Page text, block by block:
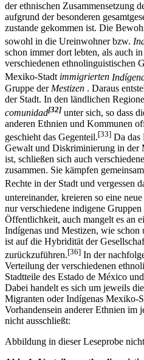
Mexiko-Stadt stellt im Vergleich zu
der ethnischen Zusammensetzung
aufgrund der besonderen
zustande gekommen ist. Die
sowohl in die Ureinwohner bzw.
schon immer dort lebten, als auch in
verschiedenen ethnolinguistischen
Mexiko-Stadtimmigrierten
Gruppe der Mestizen. Daraus
der Stadt. In den ländlichen
comunidad[32]unter sich, so dass
anderen Ethnien und Kommunen
geschieht das Gegenteil.[33]Da das
Gewalt und Diskriminierung in der
ist, schließen sich auch
zusammen. Sie kämpfen
Rechte in der Stadt und vergessen
untereinander, kreieren so eine
nur verschiedene indigene
Öffentlichkeit, auch mangelt es an
Indígenas und Mestizen, wie schon
ist auf die Hybridität der
zurückzuführen.[36]In der
Verteilung der verschiedenen
Stadtteile des Estado de México
Dabei handelt es sich um jeweils
Migranten oder Indígenas Mexiko-
Vorhandensein anderer Ethnien im